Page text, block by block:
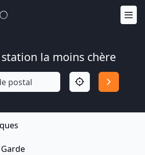
la moins chère
Garde